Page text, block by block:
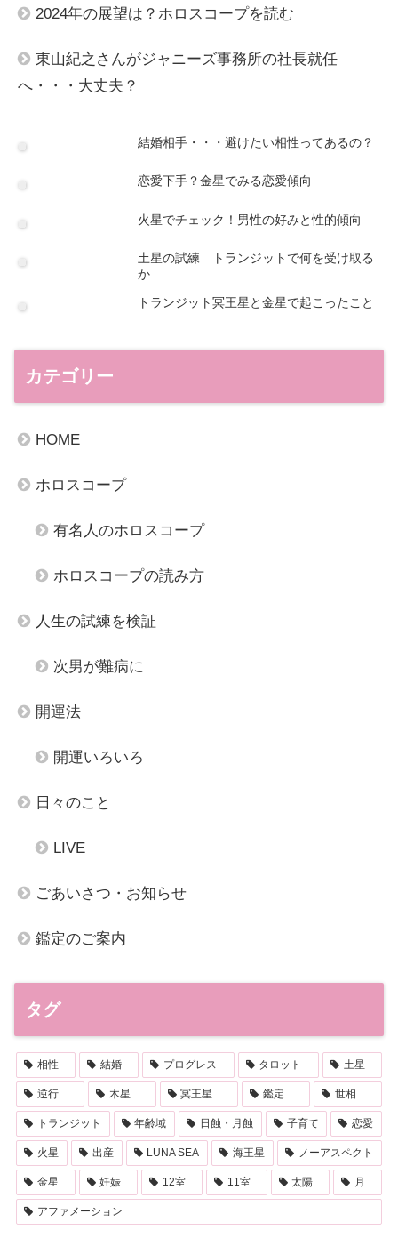
2024年の展望は？ホロスコープを読む
東山紀之さんがジャニーズ事務所の社長就任
へ・・・大丈夫？
結婚相手・・・避けたい相性ってあるの？
恋愛下手？金星でみる恋愛傾向
火星でチェック！男性の好みと性的傾向
土星の試練 トランジットで何を受け取る
か
トランジット冥王星と金星で起こったこと
カテゴリー
HOME
ホロスコープ
有名人のホロスコープ
ホロスコープの読み方
人生の試練を検証
次男が難病に
開運法
開運いろいろ
日々のこと
LIVE
ごあいさつ・お知らせ
鑑定のご案内
タグ
相性 結婚 プログレス タロット 土星
逆行 木星 冥王星 鑑定 世相
トランジット 年齢域 日蝕・月蝕 子育て 恋愛
火星 出産 LUNA SEA 海王星 ノーアスペクト
金星 妊娠 12室 11室 太陽 月
アファメーション